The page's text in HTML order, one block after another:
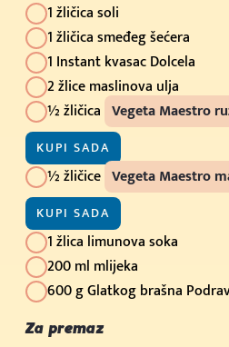
1 žličica soli
1 žličica smeđeg šećera
1 Instant kvasac Dolcela
2 žlice maslinova ulja
½ žličica Vegeta Maestro
KUPI SADA
½ žličice Vegeta Maestro
KUPI SADA
1 žlica limunova soka
200 ml mlijeka
600 g Glatkog brašna
Za premaz